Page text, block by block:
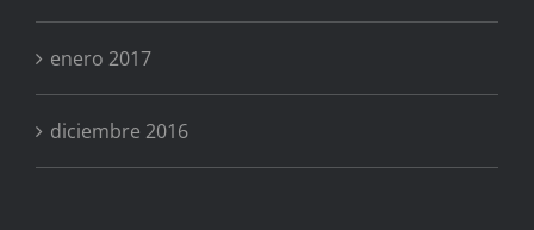
enero 2017
diciembre 2016